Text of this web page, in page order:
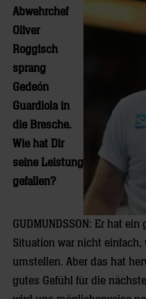
Abwehrchef
Oliver
Roggisch
sprang
Gedeón
Guardiola in
die Bresche.
Wie hat Dir
seine Leistung
gefallen?
GUDMUNDSSON: Er hat
Situation war nicht
umstellen. Aber das hat
gutes Gefühl für die